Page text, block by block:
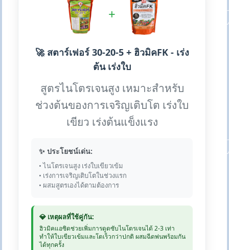
+
🚀 สตาร์เฟอร์ 30-20-5 + ฮิวมิคFK - เร่ง
ต้น เร่งใบ
สูตรไนโตรเจนสูง เหมาะสำหรับ
ช่วงต้นของการเจริญเติบโต เร่งใบ
เขียว เร่งต้นแข็งแรง
✨ ประโยชน์เด่น:
• ไนโตรเจนสูง เร่งใบเขียวเข้ม
• เร่งการเจริญเติบโตในช่วงแรก
• ผสมสูตรเองได้ตามต้องการ
💎 เหตุผลที่ใช้คู่กัน:
ฮิวมิคแอซิดช่วยเพิ่มการดูดซับไนโตรเจนได้ 2-3 เท่า
ทำให้ใบเขียวเข้มและโตเร็วกว่าปกติ ผสมฉีดพ่นพร้อมกัน
ได้ทุกครั้ง